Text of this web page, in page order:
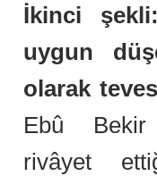
İkinci
uygun
olarak
Ebû Bekir
rivâyet